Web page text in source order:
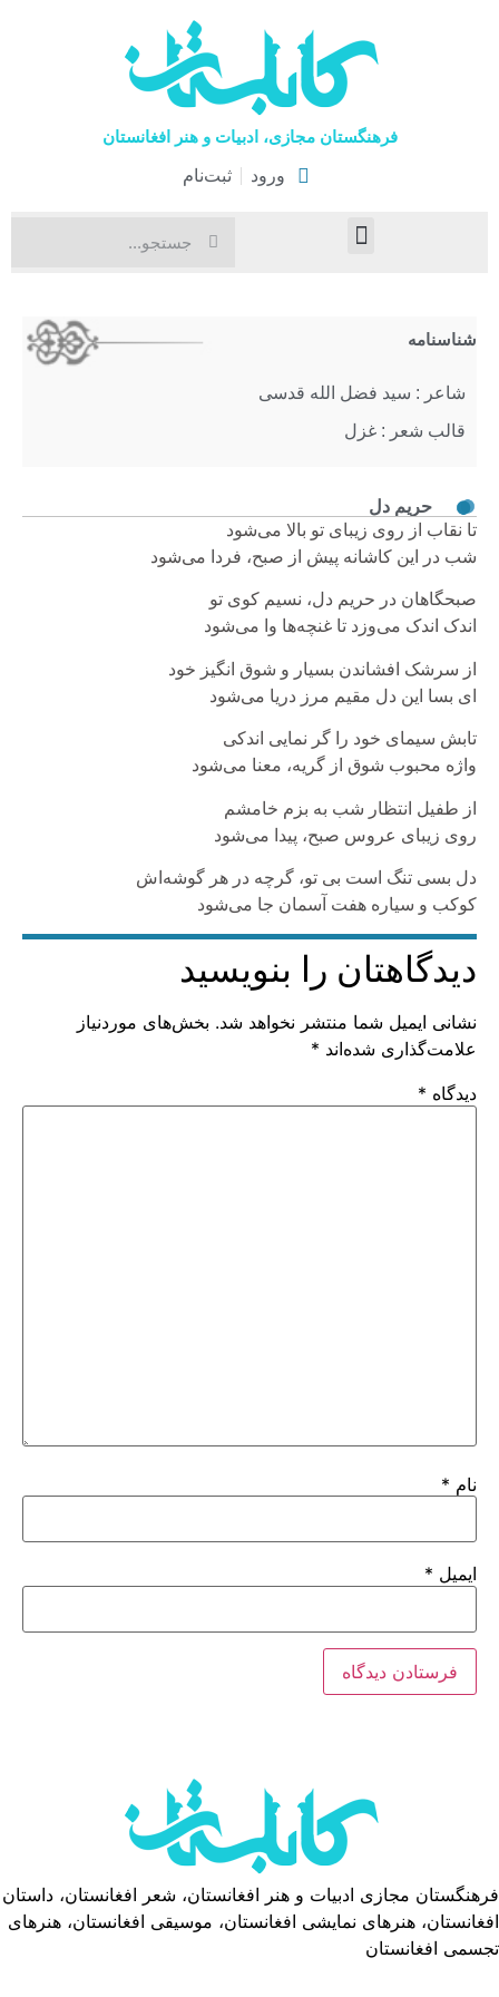
فرهنگستان مجازی، ادبیات و هنر افغانستان
ورود ثبت‌نام
حریم دل
تا نقاب از روی زیبای تو بالا می‌شود
شب در این کاشانه پیش از صبح، فردا می‌شود
صبحگاهان در حریم دل، نسیم کوی تو
اندک اندک می‌وزد تا غنچه‌ها وا می‌شود
از سرشک افشاندن بسیار و شوق انگیز خود
ای بسا این دل مقیم مرز دریا می‌شود
تابش سیمای خود را گر نمایی اندکی
واژه محبوب شوق از گریه، معنا می‌شود
از طفیل انتظار شب به بزم خامشم
روی زیبای عروس صبح، پیدا می‌شود
دل بسی تنگ است بی تو، گرچه در هر گوشه‌اش
کوکب و سیاره هفت آسمان جا می‌شود
دیدگاهتان را بنویسید
نشانی ایمیل شما منتشر نخواهد شد. بخش‌های موردنیاز
علامت‌گذاری شده‌اند *
دیدگاه *
نام *
ایمیل *
شناسنامه
شاعر : سید فضل الله قدسی
قالب شعر : غزل
فرهنگستان مجازی ادبیات و هنر افغانستان، شعر افغانستان، داستان
افغانستان، هنرهای نمایشی افغانستان، موسیقی افغانستان، هنرهای
تجسمی افغانستان